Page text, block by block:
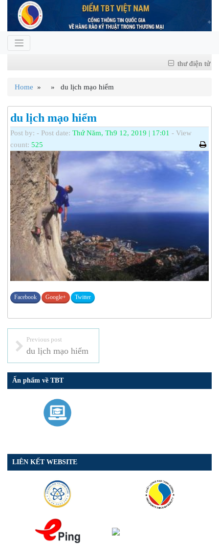
thư điện tử
Home » » du lịch mạo hiểm
du lịch mạo hiểm
Post by: - Post date: Thứ Năm, Th9 12, 2019 | 17:01 - View
count: 525
Facebook Google+ Twitter
Previous post
du lịch mạo hiểm
Ấn phẩm về TBT
LIÊN KẾT WEBSITE